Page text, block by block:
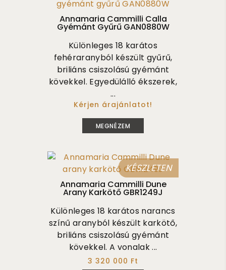
Annamaria Cammilli Calla
Gyémánt Gyűrű GAN0880W
Különleges 18 karátos
fehéraranyból készült gyűrű,
briliáns csiszolású gyémánt
kövekkel. Egyedülálló ékszerek,
...
Kérjen árajánlatot!
MEGNÉZEM
KÉSZLETEN
Annamaria Cammilli Dune
Arany Karkötő GBR1249J
Különleges 18 karátos narancs
színű aranyból készült karkötő,
briliáns csiszolású gyémánt
kövekkel. A vonalak ...
3 320 000 Ft